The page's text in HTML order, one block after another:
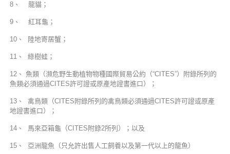
8、 龍貓；
9、 紅耳龜；
10、 陸地寄居蟹；
11、 綠樹蛙；
12、 魚類（瀕危野生動植物物種國際貿易公約（“CITES”）附錄所列的
魚類必須通過CITES許可證或原產地證書進口）；
13、 禽鳥類（CITES附錄所列的禽鳥類必須通過CITES許可證或原產
地證書進口）；
14、 馬來亞箱龜（CITES附錄2所列）；以及
15、 亞洲龍魚（只允許出售人工飼養以及第一代以上的龍魚）